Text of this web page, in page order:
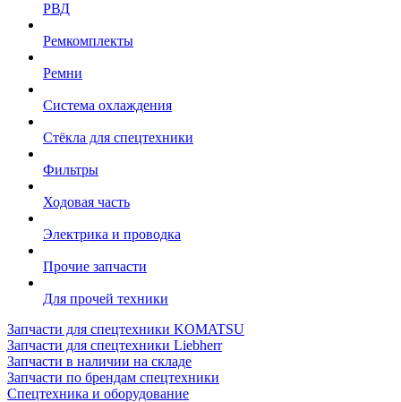
РВД
Ремкомплекты
Ремни
Система охлаждения
Стёкла для спецтехники
Фильтры
Ходовая часть
Электрика и проводка
Прочие запчасти
Для прочей техники
Запчасти для спецтехники KOMATSU
Запчасти для спецтехники Liebherr
Запчасти в наличии на складе
Запчасти по брендам спецтехники
Спецтехника и оборудование